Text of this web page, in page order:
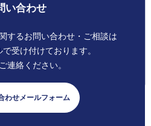
い合わせ
する お問い合わせ・ご相談は
で受け付けております。
連絡ください。
わせメールフォーム